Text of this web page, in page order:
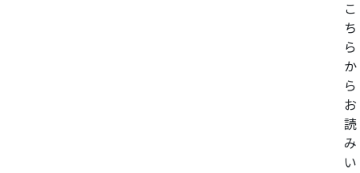
こ
ち
ら
か
ら
お
読
み
い